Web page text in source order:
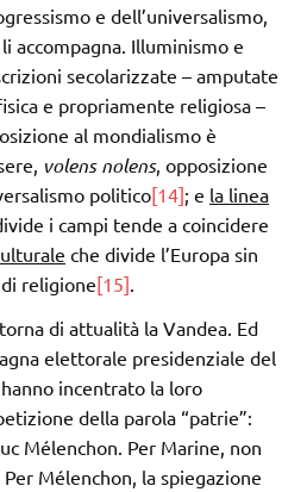
e dell’universalismo,
accompagna. Illuminismo e
secolarizzate – amputate
e propriamente religiosa –
al mondialismo è
volens nolens, opposizione
politico[14]; e la linea
i campi tende a coincidere
che divide l’Europa sin
religione[15].
di attualità la Vandea. Ed
elettorale presidenziale del
incentrato la loro
della parola “patrie”:
Mélenchon. Per Marine, non
Mélenchon, la spiegazione